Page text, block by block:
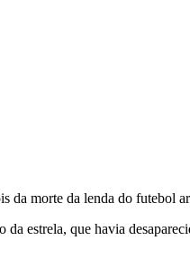
da morte da lenda do futebol
da estrela, que havia